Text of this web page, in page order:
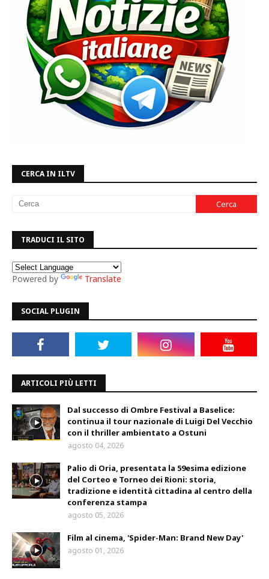
CERCA IN ILTV
TRADUCI IL SITO
Powered by Translate
SOCIAL PLUGIN
ARTICOLI PIÙ LETTI
Dal successo di Ombre Festival a Baselice:
continua il tour nazionale di Luigi Del Vecchio
con il thriller ambientato a Ostuni
agosto 04, 2026
Palio di Oria, presentata la 59esima edizione
del Corteo e Torneo dei Rioni: storia,
tradizione e identità cittadina al centro della
conferenza stampa
agosto 05, 2026
Film al cinema, 'Spider-Man: Brand New Day'
agosto 01, 2026